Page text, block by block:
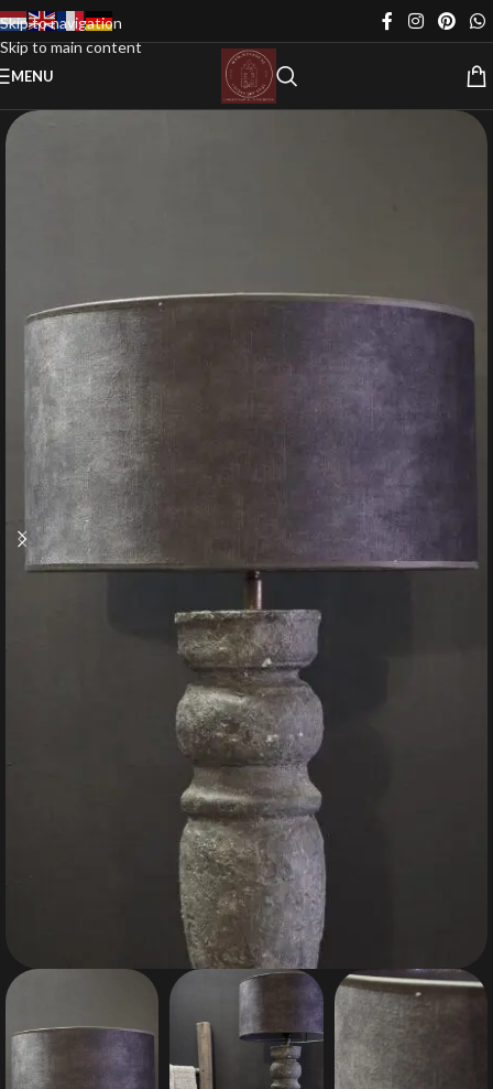
Skip to navigation
Skip to main content
MENU